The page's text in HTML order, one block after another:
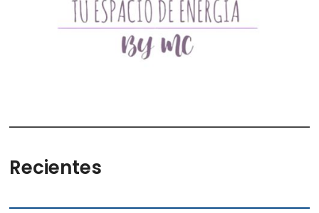
Recientes